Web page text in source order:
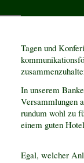
Tagen und
In unserem
Versammlungen
rundum wohl zu
einem guten
Egal, welcher